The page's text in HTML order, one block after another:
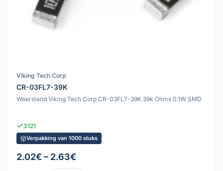
Viking Tech Corp
CR-03FL7-39K
Weerstand Viking Tech Corp CR-03FL7-39K 39k Ohms 0.1W SMD
3121
Verpakking van 1000 stuks
2.02€ – 2.63€